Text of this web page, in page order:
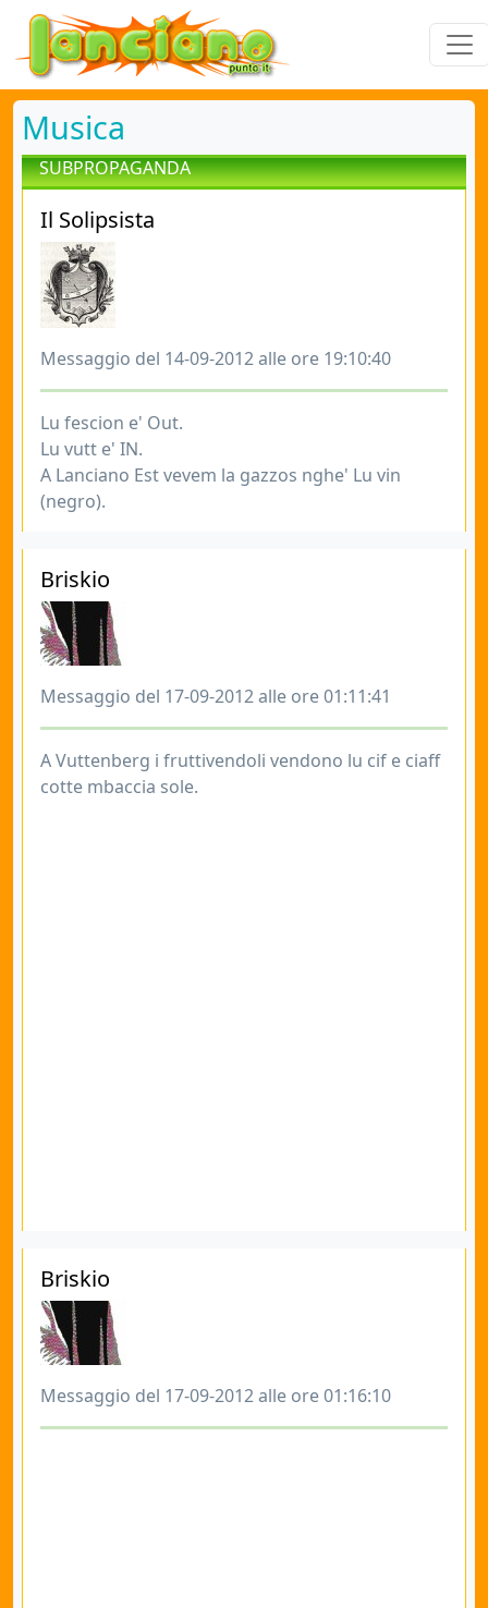
Musica
SUBPROPAGANDA
Il Solipsista
Messaggio del 14-09-2012 alle ore 19:10:40
Lu fescion e' Out.
Lu vutt e' IN.
A Lanciano Est vevem la gazzos nghe' Lu vin
(negro).
Briskio
Messaggio del 17-09-2012 alle ore 01:11:41
A Vuttenberg i fruttivendoli vendono lu cif e ciaff
cotte mbaccia sole.
Briskio
Messaggio del 17-09-2012 alle ore 01:16:10